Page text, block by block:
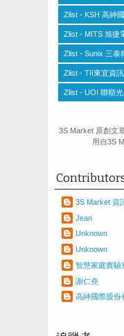
Zlist - KSH 高紳
Zlist - MITS 旭捷
Zlist - Sunix 三泰
Zlist - TII東宜資訊
Zlist - UOI 聯順
3S Market 原創文
用自3S
3S Market 資
Jean
Unknown
Unknown
智慧家庭實驗
謝仁堯
高紳國際股份